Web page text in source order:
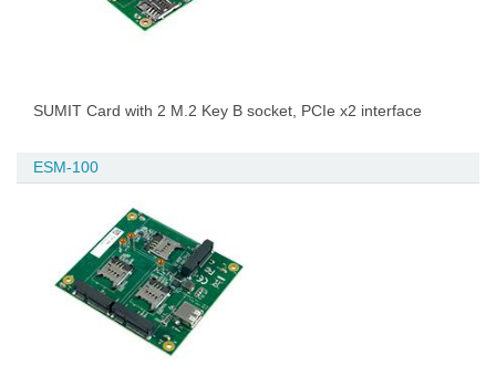
SUMIT Card with 2 M.2 Key B socket, PCIe x2 interface
ESM-100